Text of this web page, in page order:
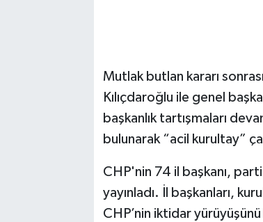
Mutlak butlan kararı
Kılıçdaroğlu ile genel
başkanlık tartışmaları
bulunarak “acil kurultay”
CHP'nin 74 il başkanı,
yayınladı. İl başkanları,
CHP’nin iktidar yürüyüşünü